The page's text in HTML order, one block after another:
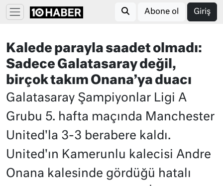
Abone ol Giriş
Kalede parayla saadet olmadı:
Sadece Galatasaray değil,
birçok takım Onana’ya duacı
Galatasaray Şampiyonlar Ligi A
Grubu 5. hafta maçında Manchester
United'la 3-3 berabere kaldı.
United'ın Kamerunlu kalecisi Andre
Onana kalesinde gördüğü hatalı